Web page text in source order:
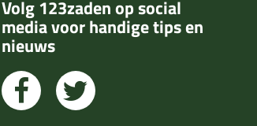
Volg 123zaden op social
media voor handige tips en
nieuws